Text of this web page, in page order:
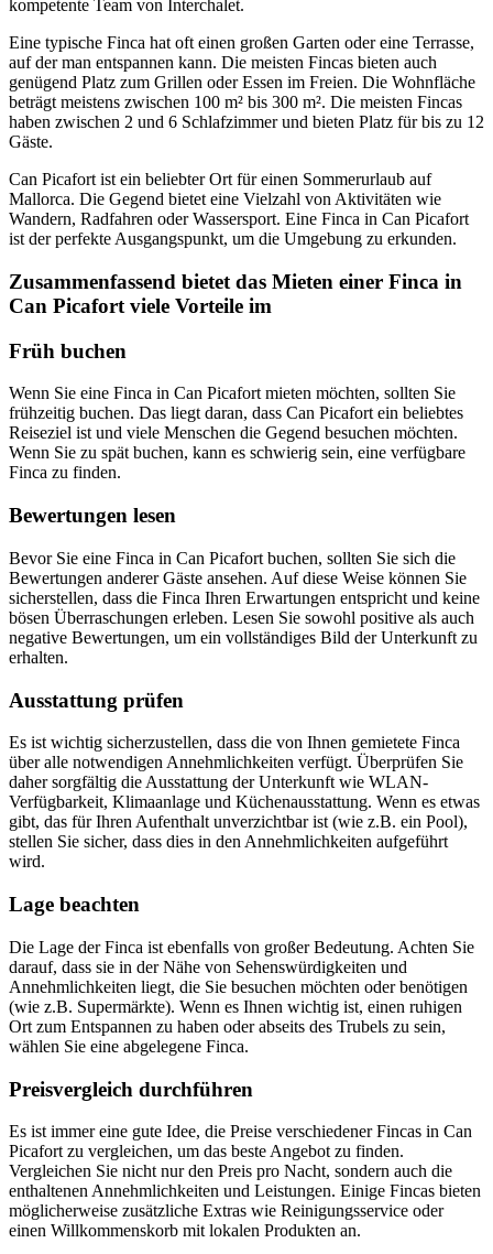
kompetente Team von Interchalet.
Eine typische Finca hat oft einen großen Garten oder eine Terrasse,
auf der man entspannen kann. Die meisten Fincas bieten auch
genügend Platz zum Grillen oder Essen im Freien. Die Wohnfläche
beträgt meistens zwischen 100 m² bis 300 m². Die meisten Fincas
haben zwischen 2 und 6 Schlafzimmer und bieten Platz für bis zu 12
Gäste.
Can Picafort ist ein beliebter Ort für einen Sommerurlaub auf
Mallorca. Die Gegend bietet eine Vielzahl von Aktivitäten wie
Wandern, Radfahren oder Wassersport. Eine Finca in Can Picafort
ist der perfekte Ausgangspunkt, um die Umgebung zu erkunden.
Zusammenfassend bietet das Mieten einer Finca in
Can Picafort viele Vorteile im
Früh buchen
Wenn Sie eine Finca in Can Picafort mieten möchten, sollten Sie
frühzeitig buchen. Das liegt daran, dass Can Picafort ein beliebtes
Reiseziel ist und viele Menschen die Gegend besuchen möchten.
Wenn Sie zu spät buchen, kann es schwierig sein, eine verfügbare
Finca zu finden.
Bewertungen lesen
Bevor Sie eine Finca in Can Picafort buchen, sollten Sie sich die
Bewertungen anderer Gäste ansehen. Auf diese Weise können Sie
sicherstellen, dass die Finca Ihren Erwartungen entspricht und keine
bösen Überraschungen erleben. Lesen Sie sowohl positive als auch
negative Bewertungen, um ein vollständiges Bild der Unterkunft zu
erhalten.
Ausstattung prüfen
Es ist wichtig sicherzustellen, dass die von Ihnen gemietete Finca
über alle notwendigen Annehmlichkeiten verfügt. Überprüfen Sie
daher sorgfältig die Ausstattung der Unterkunft wie WLAN-
Verfügbarkeit, Klimaanlage und Küchenausstattung. Wenn es etwas
gibt, das für Ihren Aufenthalt unverzichtbar ist (wie z.B. ein Pool),
stellen Sie sicher, dass dies in den Annehmlichkeiten aufgeführt
wird.
Lage beachten
Die Lage der Finca ist ebenfalls von großer Bedeutung. Achten Sie
darauf, dass sie in der Nähe von Sehenswürdigkeiten und
Annehmlichkeiten liegt, die Sie besuchen möchten oder benötigen
(wie z.B. Supermärkte). Wenn es Ihnen wichtig ist, einen ruhigen
Ort zum Entspannen zu haben oder abseits des Trubels zu sein,
wählen Sie eine abgelegene Finca.
Preisvergleich durchführen
Es ist immer eine gute Idee, die Preise verschiedener Fincas in Can
Picafort zu vergleichen, um das beste Angebot zu finden.
Vergleichen Sie nicht nur den Preis pro Nacht, sondern auch die
enthaltenen Annehmlichkeiten und Leistungen. Einige Fincas bieten
möglicherweise zusätzliche Extras wie Reinigungsservice oder
einen Willkommenskorb mit lokalen Produkten an.